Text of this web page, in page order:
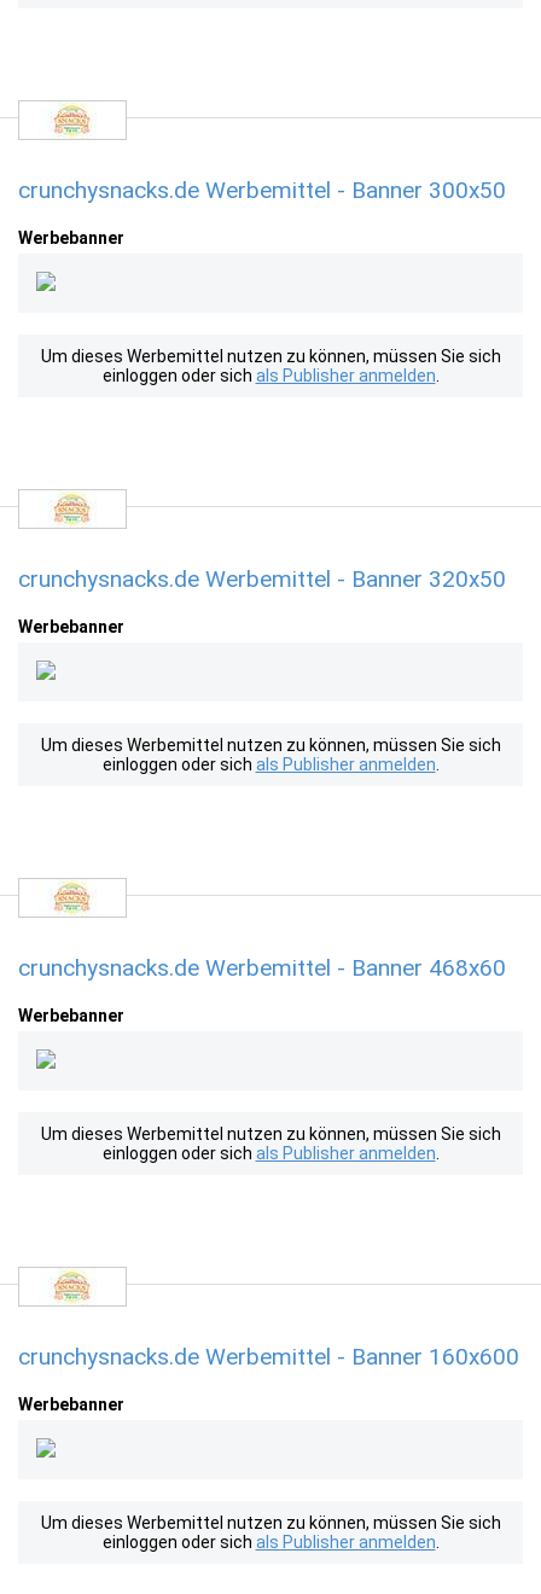
crunchysnacks.de Werbemittel - Banner 300x50
Werbebanner
Um dieses Werbemittel nutzen zu können, müssen Sie sich
einloggen oder sich als Publisher anmelden
crunchysnacks.de Werbemittel - Banner 320x50
Werbebanner
Um dieses Werbemittel nutzen zu können, müssen Sie sich
einloggen oder sich als Publisher anmelden
crunchysnacks.de Werbemittel - Banner 468x60
Werbebanner
Um dieses Werbemittel nutzen zu können, müssen Sie sich
einloggen oder sich als Publisher anmelden
crunchysnacks.de Werbemittel - Banner 160x600
Werbebanner
Um dieses Werbemittel nutzen zu können, müssen Sie sich
einloggen oder sich als Publisher anmelden